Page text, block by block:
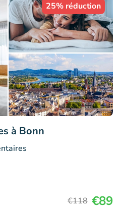
25% réduction
à Bonn
€118 €89